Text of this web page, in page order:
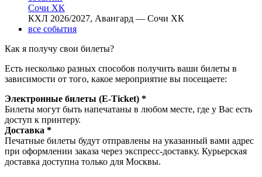
Сочи ХК
КХЛ 2026/2027, Авангард — Сочи ХК
все события
Как я получу свои билеты?
Есть несколько разных способов получить ваши билеты в
зависимости от того, какое мероприятие вы посещаете:
Электронные билеты (E-Ticket) *
Билеты могут быть напечатаны в любом месте, где у Вас есть
доступ к принтеру.
Доставка *
Печатные билеты будут отправлены на указанный вами адрес
при оформлении заказа через экспресс-доставку. Курьерская
доставка доступна только для Москвы.